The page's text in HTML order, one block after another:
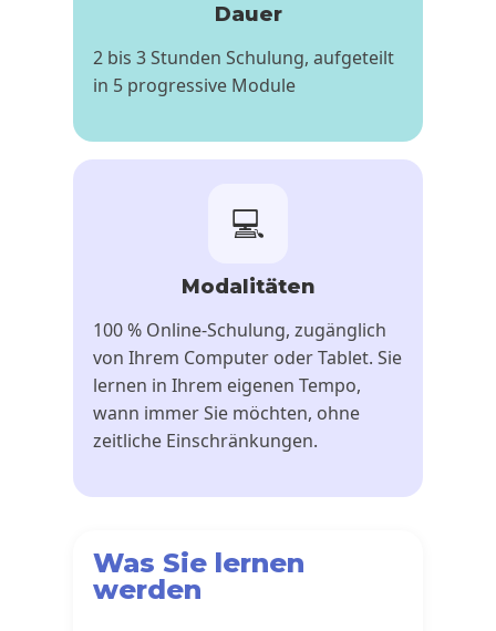
Dauer
2 bis 3 Stunden Schulung, aufgeteilt
in 5 progressive Module
💻
Modalitäten
100 % Online-Schulung, zugänglich
von Ihrem Computer oder Tablet. Sie
lernen in Ihrem eigenen Tempo,
wann immer Sie möchten, ohne
zeitliche Einschränkungen.
Was Sie lernen
werden